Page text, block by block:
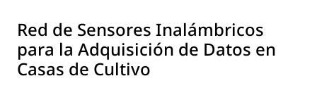
Red de Sensores Inalámbricos
para la Adquisición de Datos en
Casas de Cultivo